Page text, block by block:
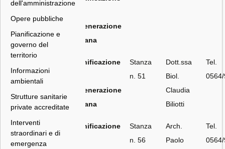
dell'amministrazione
Opere pubbliche
Pianificazione e
governo del
territorio
Informazioni
ambientali
Strutture sanitarie
private accreditate
Interventi
straordinari e di
emergenza
Rigenerazione
Urbana
Pianificazione
Rigenerazione
Urbana
Stanza
n. 51
Dott.ssa
Biol.
Claudia
Biliotti
Tel.
Pianificazione
Stanza
n. 56
Arch.
Paolo
Tel.